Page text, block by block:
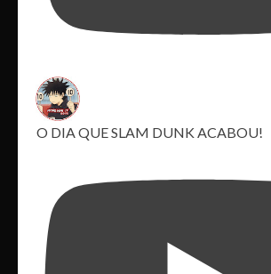
O DIA QUE SLAM DUNK ACABOU!